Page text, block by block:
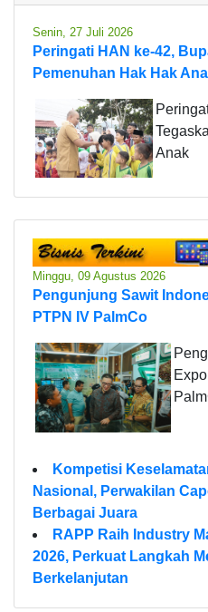
Senin, 27 Juli 2026
Peringati HAN ke-42,
Pemenuhan Hak Hak
Anak
Minggu, 09 Agustus 2026
Pengunjung Sawit
PTPN IV PalmCo
Kompetisi
Nasional, Perwakilan
Berbagai Juara
RAPP Raih Industry
2026, Perkuat Langkah
Berkelanjutan